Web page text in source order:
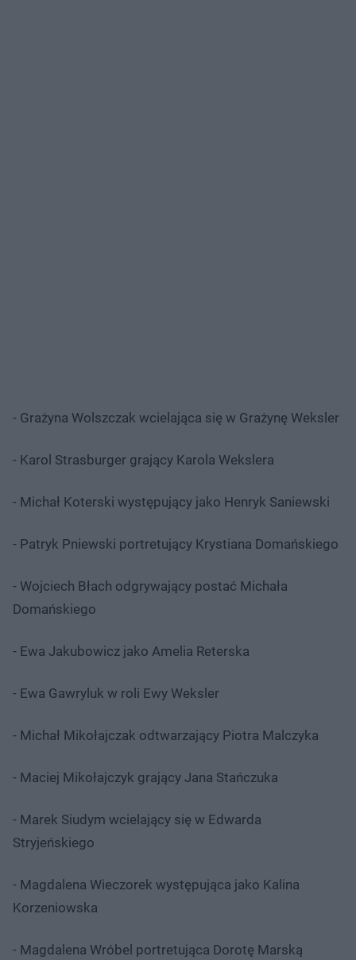
- Grażyna Wolszczak wcielająca się w Grażynę Weksler
- Karol Strasburger grający Karola Wekslera
- Michał Koterski występujący jako Henryk Saniewski
- Patryk Pniewski portretujący Krystiana Domańskiego
- Wojciech Błach odgrywający postać Michała
Domańskiego
- Ewa Jakubowicz jako Amelia Reterska
- Ewa Gawryluk w roli Ewy Weksler
- Michał Mikołajczak odtwarzający Piotra Malczyka
- Maciej Mikołajczyk grający Jana Stańczuka
- Marek Siudym wcielający się w Edwarda
Stryjeńskiego
- Magdalena Wieczorek występująca jako Kalina
Korzeniowska
- Magdalena Wróbel portretująca Dorotę Marską